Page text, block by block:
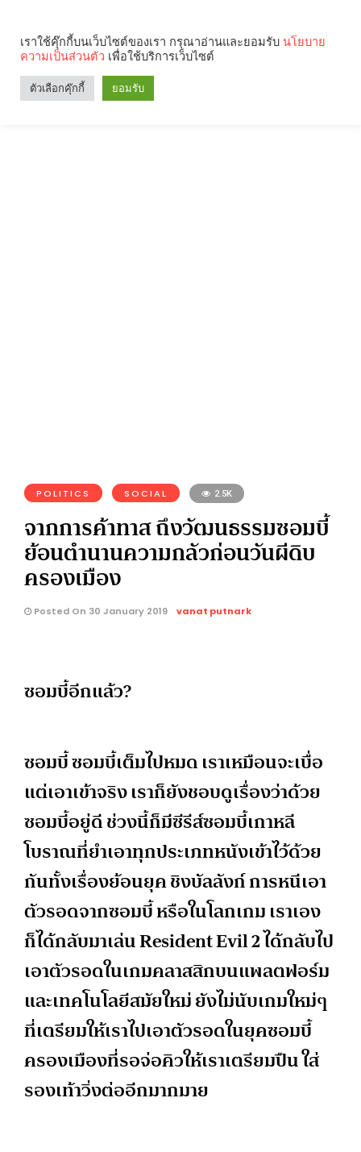
POLITICS SOCIAL 2.5K
จากการค้าทาส ถึงวัฒนธรรมซอมบี้
ย้อนตำนานความกลัวก่อนวันผีดิบ
ครองเมือง
Posted On 30 January 2019 vanat putnark
ซอมบี้อีกแล้ว?
ซอมบี้ ซอมบี้เต็มไปหมด เราเหมือนจะเบื่อ
แต่เอาเข้าจริง เราก็ยังชอบดูเรื่องว่าด้วย
ซอมบี้อยู่ดี ช่วงนี้ก็มีซีรีส์ซอมบี้เกาหลี
โบราณที่ยำเอาทุกประเภทหนังเข้าไว้ด้วย
กันทั้งเรื่องย้อนยุค ชิงบัลลังก์ การหนีเอา
ตัวรอดจากซอมบี้ หรือในโลกเกม เราเอง
ก็ได้กลับมาเล่น Resident Evil 2 ได้กลับไป
เอาตัวรอดในเกมคลาสสิกบนแพลตฟอร์ม
และเทคโนโลยีสมัยใหม่ ยังไม่นับเกมใหม่ๆ
ที่เตรียมให้เราไปเอาตัวรอดในยุคซอมบี้
ครองเมืองที่รอจ่อคิวให้เราเตรียมปืน ใส่
รองเท้าวิ่งต่ออีกมากมาย
เราใช้คุ๊กกี้บนเว็บไซต์ของเรา กรุณาอ่านและยอมรับ นโยบาย
ความเป็นส่วนตัว เพื่อใช้บริการเว็บไซต์
ตัวเลือกคุ๊กกี้ ยอมรับ